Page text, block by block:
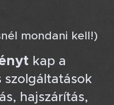
mondani kell!)
t kap a
szolgáltatások
hajszárítás,